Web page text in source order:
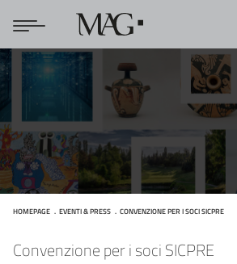
HOMEPAGE EVENTI & PRESS CONVENZIONE PER I SOCI SICPRE
Convenzione per i soci SICPRE
Convenzione per i soci SICPRE